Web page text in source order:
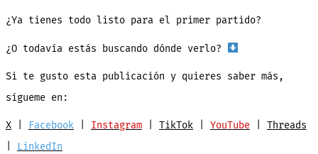
¿Ya tienes todo listo para el primer partido?
¿O todavía estás buscando dónde verlo?
Si te gusto esta publicación y quieres saber más,
sígueme en:
X| Facebook| Instagram| TikTok| YouTube| Threads
LinkedIn